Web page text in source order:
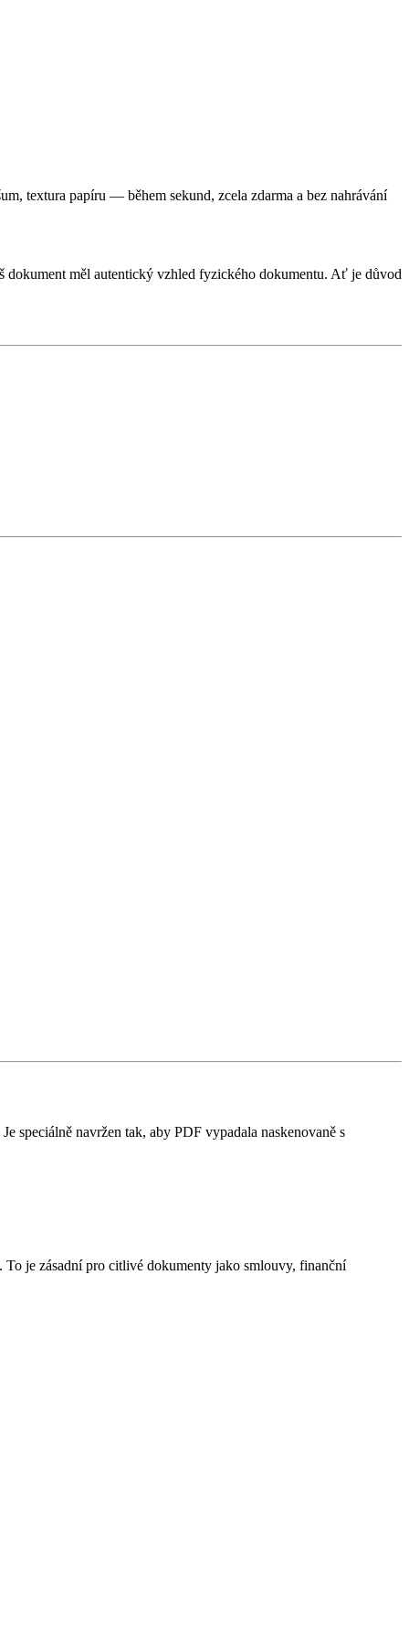
textura papíru — během sekund, zcela zdarma a bez nahrávání
dokument měl autentický vzhled fyzického dokumentu. Ať je důvod
speciálně navržen tak, aby PDF vypadala naskenovaně s
. To je zásadní pro citlivé dokumenty jako smlouvy, finanční